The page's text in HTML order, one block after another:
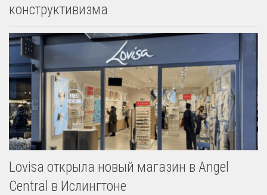
конструктивизма
Lovisa открыла новый магазин в Angel
Central в Ислингтоне